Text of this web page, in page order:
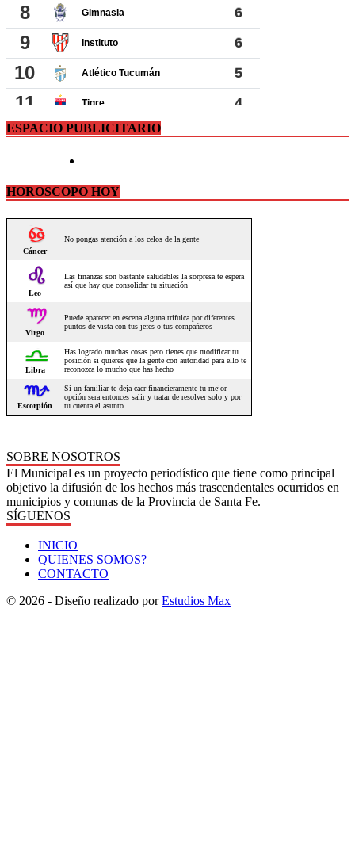
ESPACIO PUBLICITARIO
HOROSCOPO HOY
SOBRE NOSOTROS
El Municipal es un proyecto periodístico que tiene como principal
objetivo la difusión de los hechos más trascendentales ocurridos en
municipios y comunas de la Provincia de Santa Fe.
SÍGUENOS
INICIO
QUIENES SOMOS?
CONTACTO
© 2026 - Diseño realizado porEstudios Max